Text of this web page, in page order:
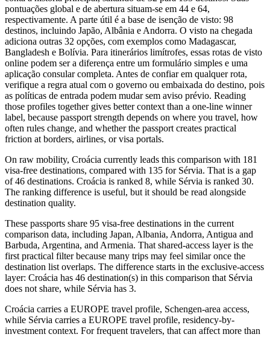
pontuações global e de abertura situam-se em 44 e 64,
respectivamente. A parte útil é a base de isenção de visto: 98
destinos, incluindo Japão, Albânia e Andorra. O visto na chegada
adiciona outras 32 opções, com exemplos como Madagascar,
Bangladesh e Bolívia. Para itinerários limítrofes, essas rotas de visto
online podem ser a diferença entre um formulário simples e uma
aplicação consular completa. Antes de confiar em qualquer rota,
verifique a regra atual com o governo ou embaixada do destino, pois
as políticas de entrada podem mudar sem aviso prévio. Reading
those profiles together gives better context than a one-line winner
label, because passport strength depends on where you travel, how
often rules change, and whether the passport creates practical
friction at borders, airlines, or visa portals.
On raw mobility, Croácia currently leads this comparison with 181
visa-free destinations, compared with 135 for Sérvia. That is a gap
of 46 destinations. Croácia is ranked 8, while Sérvia is ranked 30.
The ranking difference is useful, but it should be read alongside
destination quality.
These passports share 95 visa-free destinations in the current
comparison data, including Japan, Albania, Andorra, Antigua and
Barbuda, Argentina, and Armenia. That shared-access layer is the
first practical filter because many trips may feel similar once the
destination list overlaps. The difference starts in the exclusive-access
layer: Croácia has 46 destination(s) in this comparison that Sérvia
does not share, while Sérvia has 3.
Croácia carries a EUROPE travel profile, Schengen-area access,
while Sérvia carries a EUROPE travel profile, residency-by-
investment context. For frequent travelers, that can affect more than